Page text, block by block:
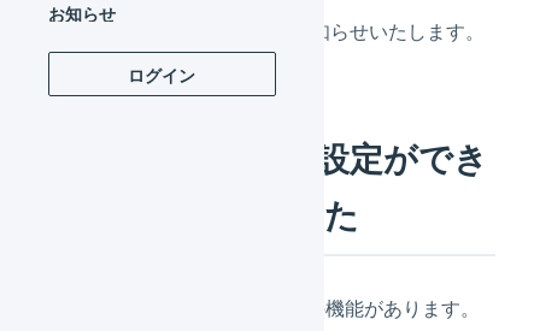
お知らせ
ログイン
2025年9月のリリース情報をお知らせいたします。
「配送料金表」の設定ができ
るようになりました
「配送料金表」には、下記3つの機能があります。